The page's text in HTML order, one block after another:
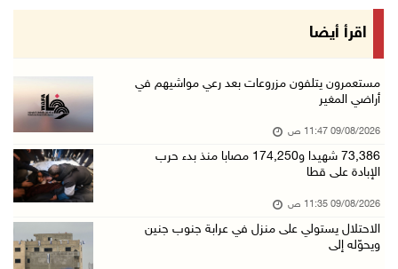
قوات الاحتلال تنصب حاجزا عسكريا عند مدخل قرية ...
إجلاء آلاف السكان مع اتساع حرائق الغابات غرب ...
جيش الاحتلال يواصل نسف المنازل واستهداف خيام ...
09/آب/2026 09:29 ص
الملتقى الثاني لـ"شعراء من أجل فلسطين" في الأ ...
اقرأ أيضا
مستعمرون يتلفون مزروعات بعد رعي مواشيهم في
أراضي المغير
09/08/2026 11:47 ص
73,386 شهيدا و174,250 مصابا منذ بدء حرب
الإبادة على قطا
09/08/2026 11:35 ص
الاحتلال يستولي على منزل في عرابة جنوب جنين
ويحوّله إلى